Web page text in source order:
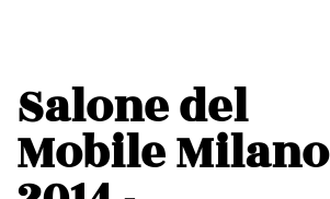
Salone del
Mobile Milano